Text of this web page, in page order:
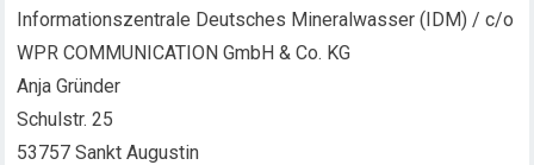
Informationszentrale Deutsches Mineralwasser (IDM) / c/o
WPR COMMUNICATION GmbH & Co. KG
Anja Gründer
Schulstr. 25
53757 Sankt Augustin